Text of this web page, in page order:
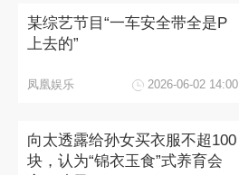
某综艺节目“一车安全带全是P
上去的”
凤凰娱乐 2026-06-02 14:00
向太透露给孙女买衣服不超100
块，认为“锦衣玉食”式养育会